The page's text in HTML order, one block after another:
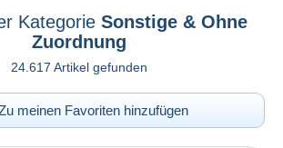
Kategorie Sonstige & Ohne
Zuordnung
24.617 Artikel gefunden
meinen Favoriten hinzufügen